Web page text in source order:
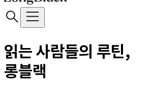
읽는 사람들의 루틴,
롱블랙